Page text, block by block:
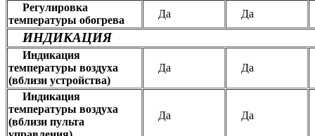
Регулировка
температуры обогрева
Да Да
ИНДИКАЦИЯ
Индикация
температуры воздуха
(вблизи устройства)
Да Да
Индикация
температуры воздуха
(вблизи пульта
Да Да